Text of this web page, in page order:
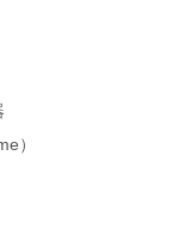
）